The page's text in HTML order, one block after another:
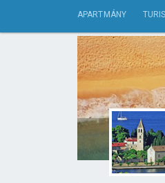
APARTMÁNY